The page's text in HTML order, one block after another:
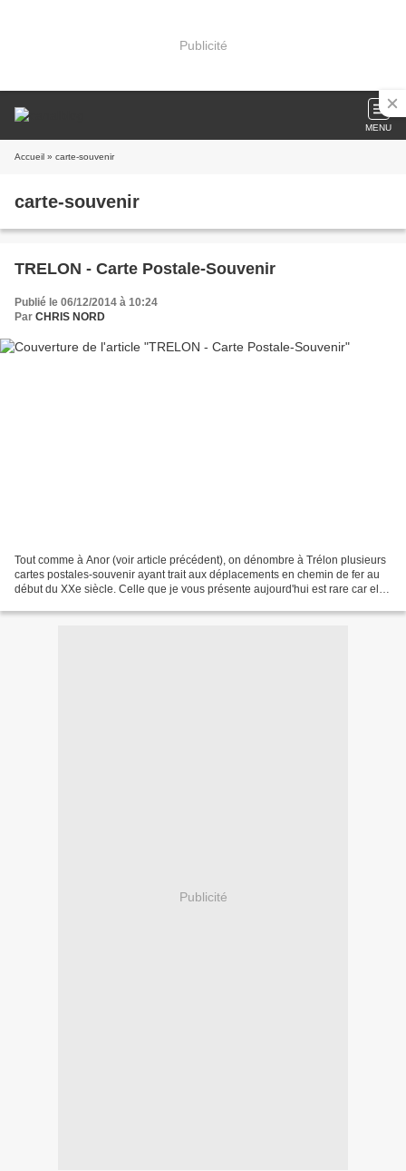
Publicité
MENU
Accueil » carte-souvenir
carte-souvenir
TRELON - Carte Postale-Souvenir
Publié le 06/12/2014 à 10:24
Par CHRIS NORD
Tout comme à Anor (voir article précédent), on dénombre à Trélon plusieurs
cartes postales-souvenir ayant trait aux déplacements en chemin de fer au
début du XXe siècle. Celle que je vous présente aujourd'hui est rare car elle
Publicité